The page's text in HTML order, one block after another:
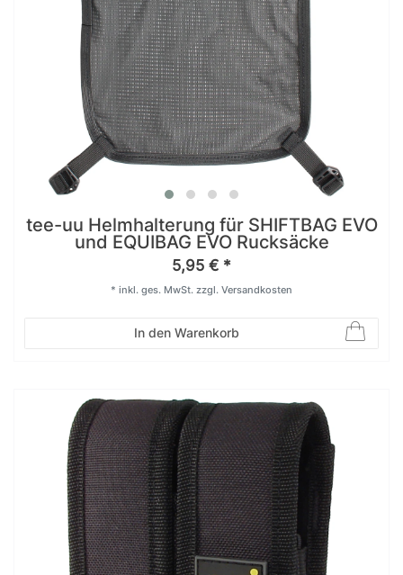
tee-uu Helmhalterung für SHIFTBAG EVO
und EQUIBAG EVO Rucksäcke
5,95 € *
In den Warenkorb
* inkl. ges. MwSt. zzgl. Versandkosten